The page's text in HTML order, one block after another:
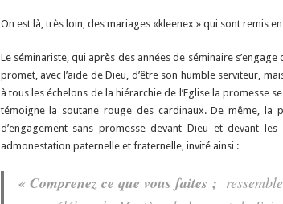
On est là, très loin, des mariages «kleenex » qui sont remis
Le séminariste, qui après des années de séminaire s’engage
promet, avec l’aide de Dieu, d’être son humble serviteur,
à tous les échelons de la hiérarchie de l’Eglise la promesse
témoigne la soutane rouge des cardinaux. De même,
d’engagement sans promesse devant Dieu et devant
admonestation paternelle et fraternelle, invité ainsi :
« Comprenez ce que vous faites ;